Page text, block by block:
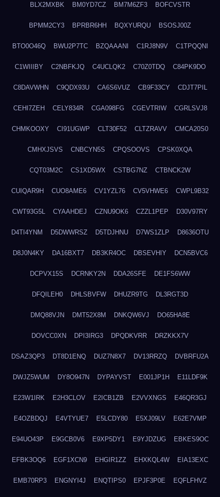
BLX2MXBK BM0YD7CZ BM7M6ZF3 BOFCVSTR
BPMM2CY3 BPRBR6HH BQXYURQU BSOSJ00Z
BTO0O46Q BWU2P7TC BZQAAANI C1RJ8N9V C1TPQQNI
C1WIIIBY C2NBFKJQ C4UCLQK2 C70Z0TDQ C84PK9DO
C8DAVWHN C9QDX93U CA6S6VUZ CB9F33CY CDJT7PIL
CEHI7ZEH CELY834R CGA098FG CGEVTRIW CGRLSVJ8
CHMKOOXY CI91UGWP CLT30F52 CLTZRAVV CMCA20S0
CMHXJSVS CNBCYN5S CPQSOOVS CPSK0XQA
CQT03M2C CS1XD5WX CSTBG7NZ CTBNCK2W
CUIQAR9H CUO8AME6 CV1YZL76 CV5VHWE6 CWPL9B32
CWT93G5L CYAAHDEJ CZNU9OK6 CZZL1PEP D30V97RY
D4TI4YNM D5DWWRSZ D5TDJHNU D7WS1ZLP D8636OTU
D8J0N4KY DA16BXT7 DB3KR4OC DBSEVHIY DCN5BVC6
DCPVX15S DCRNKY2N DDA26SFE DE1FS6WW
DFQILEH0 DHLSBVFW DHUZR9TG DL3RGT3D
DMQ88VJN DMT52X8M DNKQW6VJ DO65HA8E
DOVCC0XN DPI3IRG3 DPQDKVRR DRZKKX7V
DSAZ3QP3 DT8D1ENQ DUZ7N8X7 DV13RRZQ DVBRFU2A
DWJZ5WUM DY8O947N DYPAYVST E001JP1H E11LDF9K
E23W1IRK E2H3CLOV E2ICB1ZB E2VVXNGS E46QR3GJ
E4OZBDQJ E4VTYUE7 E5LCDY80 E5XJ09LV E62E7VMP
E94UO43P E9GCB0V6 E9XP5DY1 E9YJDZUG EBKES9OC
EFBK3OQ6 EGF1XCN9 EHGIR1ZZ EHXKQL4W EIA13EXC
EMB70RP3 ENGNYI4J ENQTIPS0 EPJF3P0E EQFLFHVZ